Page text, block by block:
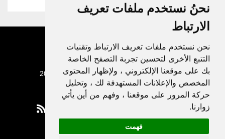
نحنُ نستخدم ملفات تعريف
الارتباط
نحن نستخدم ملفات تعريف الارتباط وتقنيات
التتبع الأخرى لتحسين تجربة التصفح الخاصة
بك على موقعنا الإلكتروني ، ولإظهار المحتوى
المخصص والإعلانات المستهدفة لك ، وتحليل
حركة المرور على موقعنا ، وفهم من أين يأتي
زوارنا.
فهمت
جميع الحقوق محفوظة لدنيا الوطن © 2003 - 2022
Privacy Policy